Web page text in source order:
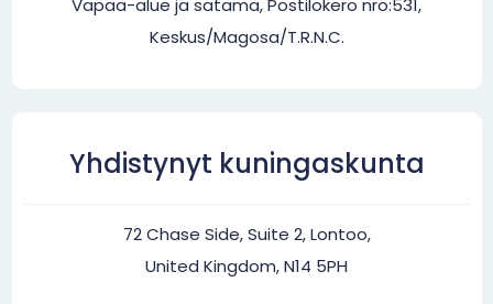
Vapaa-alue ja satama, Postilokero nro:531,
Keskus/Magosa/T.R.N.C.
Yhdistynyt kuningaskunta
72 Chase Side, Suite 2, Lontoo,
United Kingdom, N14 5PH